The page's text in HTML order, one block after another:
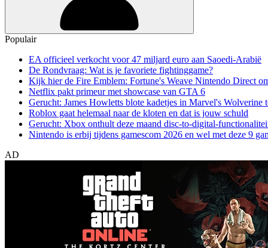
Populair
EA officieel verkocht voor 47 miljard euro aan Saoedi-Arabië
De Rondvraag: Wat is je favoriete fightinggame?
Kijk hier de Fire Emblem: Fortune's Weave Nintendo Direct
Netflix pakt primeur met showcase van GTA 6
Gerucht: James Howletts blote kadetjes in Marvel's Wolverine
Roblox gaat helemaal naar de kloten en dat is jouw schuld
Gerucht: Xbox onthult deze maand disc-to-digital-
Nintendo is erbij tijdens gamescom 2026 en wel met deze 9
AD